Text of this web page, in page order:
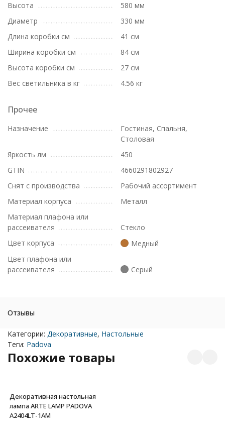
Высота
580 мм
Диаметр
330 мм
Длина коробки см
41 см
Ширина коробки см
84 см
Высота коробки см
27 см
Вес светильника в кг
4.56 кг
Прочее
Назначение
Гостиная, Спальня,
Столовая
Яркость лм
450
GTIN
4660291802927
Снят с производства
Рабочий ассортимент
Материал корпуса
Металл
Материал плафона или
рассеивателя
Стекло
Цвет корпуса
Медный
Цвет плафона или
рассеивателя
Серый
Отзывы
Категории: Декоративные, Настольные
Теги: Padova
Похожие товары
Декоративная настольная
лампа ARTE LAMP PADOVA
A2404LT-1AM